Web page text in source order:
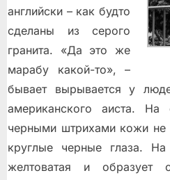
английски – как будто
сделаны из серого
гранита. «Да это же
марабу какой-то», –
бывает вырывается у
американского аиста.
черными штрихами кожи не
круглые черные глаза.
желтоватая и образует